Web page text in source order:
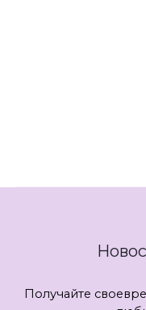
Получайте